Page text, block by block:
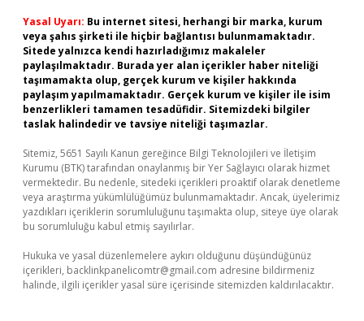
Yasal Uyarı: Bu internet sitesi, herhangi bir marka, kurum
veya şahıs şirketi ile hiçbir bağlantısı bulunmamaktadır.
Sitede yalnızca kendi hazırladığımız makaleler
paylaşılmaktadır. Burada yer alan içerikler haber niteliği
taşımamakta olup, gerçek kurum ve kişiler hakkında
paylaşım yapılmamaktadır. Gerçek kurum ve kişiler ile isim
benzerlikleri tamamen tesadüfidir. Sitemizdeki bilgiler
taslak halindedir ve tavsiye niteliği taşımazlar.
Sitemiz, 5651 Sayılı Kanun gereğince Bilgi Teknolojileri ve İletişim
Kurumu (BTK) tarafından onaylanmış bir Yer Sağlayıcı olarak hizmet
vermektedir. Bu nedenle, sitedeki içerikleri proaktif olarak denetleme
veya araştırma yükümlülüğümüz bulunmamaktadır. Ancak, üyelerimiz
yazdıkları içeriklerin sorumluluğunu taşımakta olup, siteye üye olarak
bu sorumluluğu kabul etmiş sayılırlar.
Hukuka ve yasal düzenlemelere aykırı olduğunu düşündüğünüz
içerikleri, backlinkpanelicomtr@gmail.com adresine bildirmeniz
halinde, ilgili içerikler yasal süre içerisinde sitemizden kaldırılacaktır.